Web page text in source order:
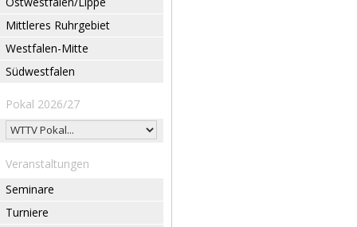
Mittleres Ruhrgebiet
Westfalen-Mitte
Südwestfalen
Pokal 2026/27
Veranstaltungen
Seminare
Turniere